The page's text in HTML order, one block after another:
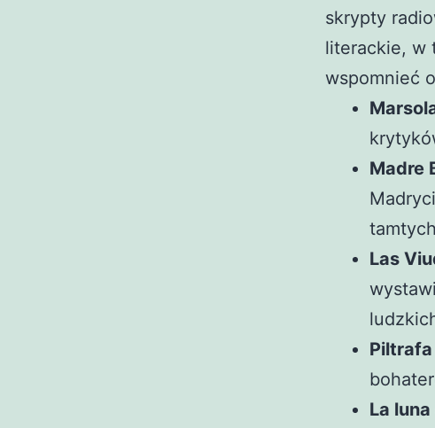
skrypty
literackie, w
wspomnieć
Madre
Las
Piltrafa
La